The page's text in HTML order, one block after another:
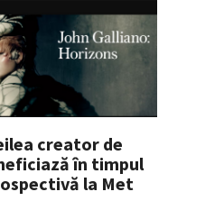
creator de
în timpul
la Met